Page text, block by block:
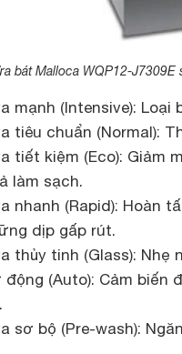
bát Malloca WQP12-
mạnh (Intensive):
tiêu chuẩn (Normal):
tiết kiệm (Eco): Giảm
làm sạch.
nhanh (Rapid): Hoàn
dịp gấp rút.
thủy tinh (Glass):
động (Auto): Cảm
sơ bộ (Pre-wash):